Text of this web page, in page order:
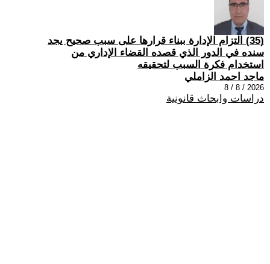
(35) التزام الإدارة ببناء قرارها على سبب صحیح یجد
سنده في الدور الذي قصده القضاء الإداري من
استخدام فكرة السبب لتحقیقه
ماجد احمد الزاملي
2026 / 8 / 8
دراسات وابحاث قانونية